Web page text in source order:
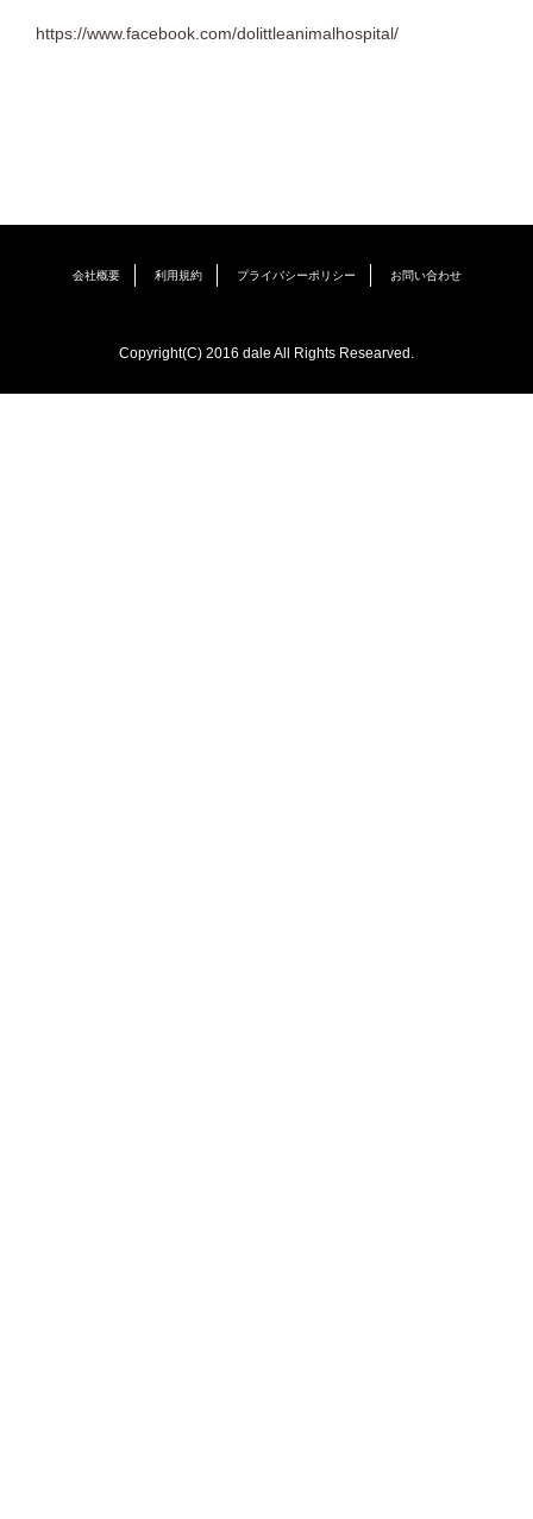
https://www.facebook.com/dolittleanimalhospital/
会社概要 利用規約 プライバシーポリシー お問い合わせ
Copyright(C) 2016 dale All Rights Researved.